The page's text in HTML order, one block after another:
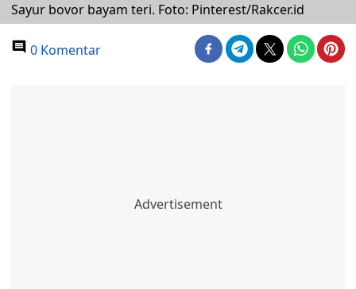
Sayur bovor bayam teri. Foto: Pinterest/Rakcer.id
0 Komentar